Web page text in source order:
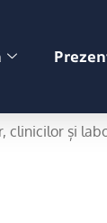
clinicilor și